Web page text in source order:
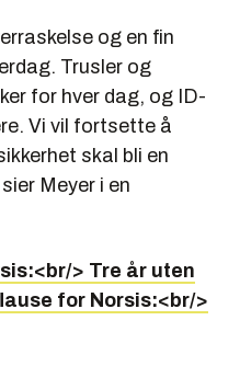
og en fin
Trusler og
for hver dag, og ID-
Vi vil fortsette å
skal bli en
Meyer i en
> Tre år uten
for Norsis:<br/>